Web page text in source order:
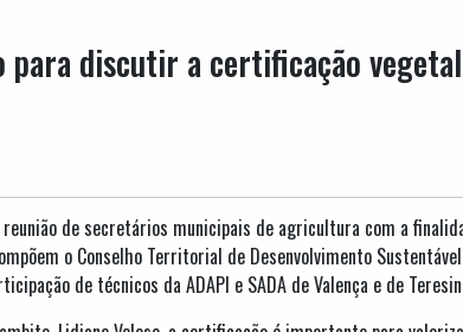
para discutir a certificação vegetal
de secretários municipais de agricultura com a
o Conselho Territorial de Desenvolvimento
de técnicos da ADAPI e SADA de Valença e de